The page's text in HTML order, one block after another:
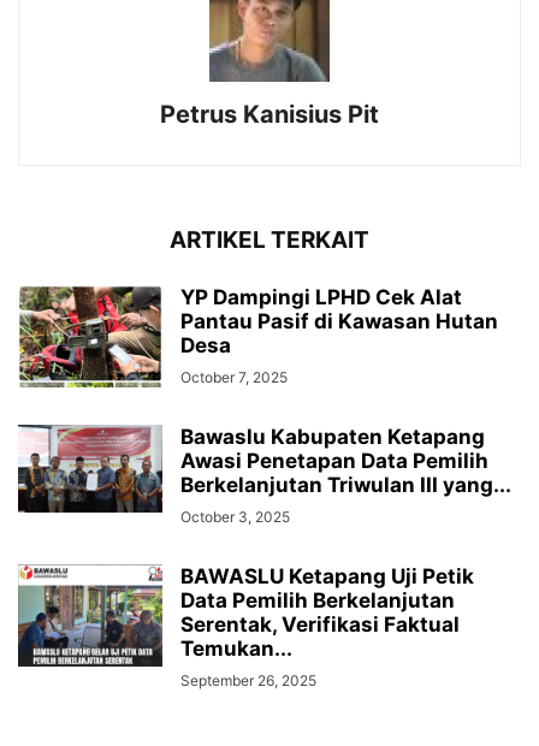
Petrus Kanisius Pit
ARTIKEL TERKAIT
YP Dampingi LPHD Cek Alat
Pantau Pasif di Kawasan Hutan
Desa
October 7, 2025
Bawaslu Kabupaten Ketapang
Awasi Penetapan Data Pemilih
Berkelanjutan Triwulan III yang...
October 3, 2025
BAWASLU Ketapang Uji Petik
Data Pemilih Berkelanjutan
Serentak, Verifikasi Faktual
Temukan...
September 26, 2025